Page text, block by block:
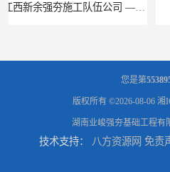
湖南强夯施工公司
您是第
版权所有 ©2026-08-06 湘
湖南业峻强夯基础工程有
技术支持： 八方资源网 免责